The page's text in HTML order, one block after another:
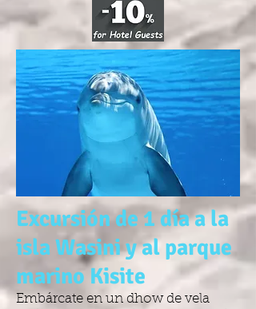
Excursión de 1 día a la
isla Wasini y al parque
marino Kisite
Embárcate en un dhow de vela